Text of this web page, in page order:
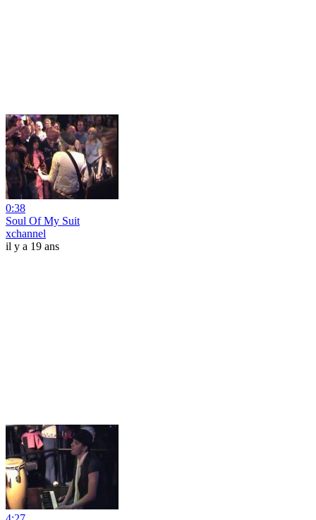
0:38
Soul Of My Suit
xchannel
il y a 19 ans